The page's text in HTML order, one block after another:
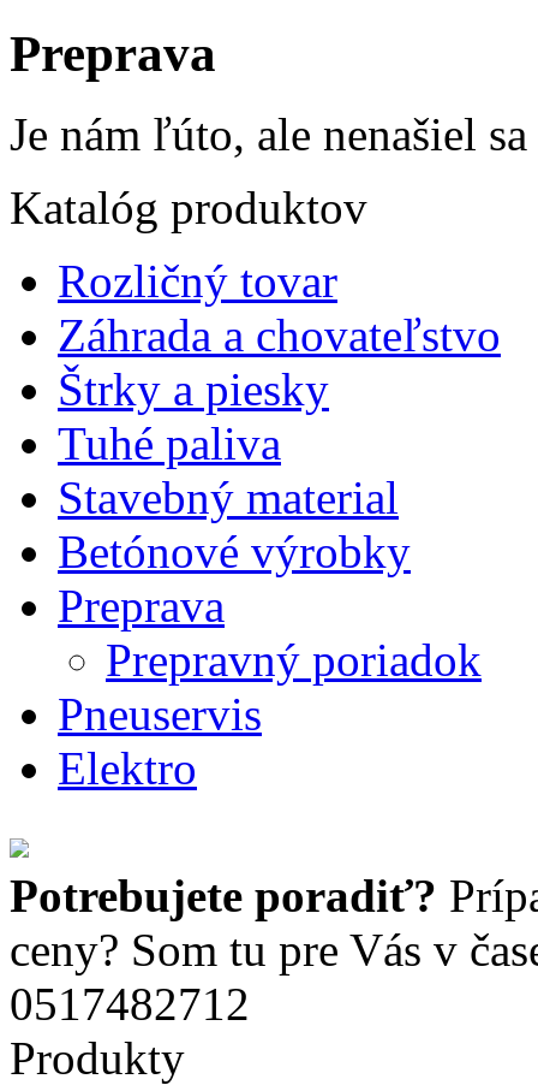
Preprava
Je nám ľúto, ale nenašiel
Katalóg produktov
Rozličný tovar
Záhrada a chovateľstvo
Štrky a piesky
Tuhé paliva
Stavebný material
Betónové výrobky
Preprava
Prepravný poriadok
Pneuservis
Elektro
Potrebujete poradiť?
ceny? Som tu pre Vás v
0517482712
Produkty